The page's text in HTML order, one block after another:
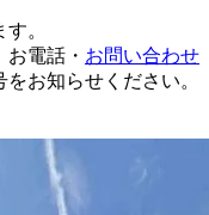
。
電話・ お問い合わせ
お知らせください。